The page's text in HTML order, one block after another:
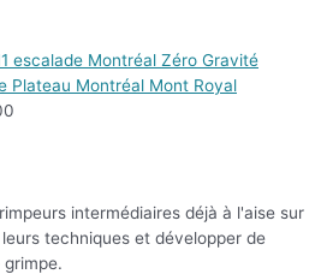
intermédiaires déjà à l'aise sur
techniques et développer de